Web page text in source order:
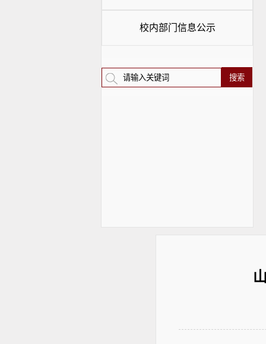
校内部门信息公示